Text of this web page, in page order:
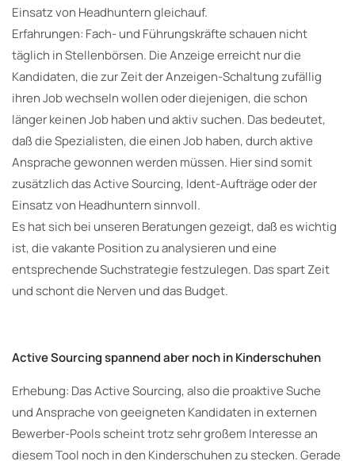
Einsatz von Headhuntern gleichauf.
Erfahrungen: Fach- und Führungskräfte schauen nicht
täglich in Stellenbörsen. Die Anzeige erreicht nur die
Kandidaten, die zur Zeit der Anzeigen-Schaltung zufällig
ihren Job wechseln wollen oder diejenigen, die schon
länger keinen Job haben und aktiv suchen. Das bedeutet,
daß die Spezialisten, die einen Job haben, durch aktive
Ansprache gewonnen werden müssen. Hier sind somit
zusätzlich das Active Sourcing, Ident-Aufträge oder der
Einsatz von Headhuntern sinnvoll.
Es hat sich bei unseren Beratungen gezeigt, daß es wichtig
ist, die vakante Position zu analysieren und eine
entsprechende Suchstrategie festzulegen. Das spart Zeit
und schont die Nerven und das Budget.
Active Sourcing spannend aber noch in Kinderschuhen
Erhebung: Das Active Sourcing, also die proaktive Suche
und Ansprache von geeigneten Kandidaten in externen
Bewerber-Pools scheint trotz sehr großem Interesse an
diesem Tool noch in den Kinderschuhen zu stecken. Gerade